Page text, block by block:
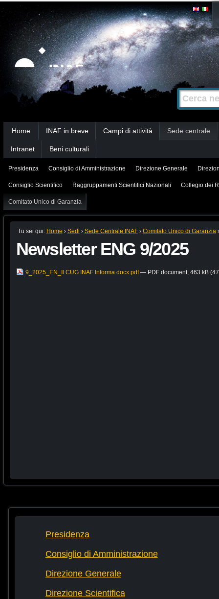
Strumenti
personali
Salta
contenuti.
|
Salta
alla
navigazione
Cerca nel
Ricerca
avanzata…
Home INAF in breve Campi di attività Sede centrale
Intranet Beni culturali
Presidenza Consiglio di Amministrazione Direzione Generale
Consiglio Scientifico Raggruppamenti Scientifici Nazionali Collegio dei
Comitato Unico di Garanzia
Tu sei qui: Home › Sedi › Sede Centrale INAF › Comitato Unico di Garanzia
Newsletter ENG 9/2025
9_2025_EN_Il CUG INAF Informa.docx.pdf— PDF document, 463 kB
Presidenza
Consiglio di Amministrazione
Direzione Generale
Direzione Scientifica